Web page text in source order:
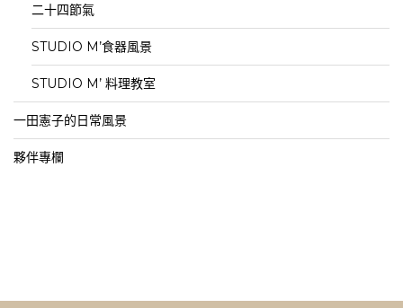
二十四節氣
STUDIO M’食器風景
STUDIO M’ 料理教室
一田憲子的日常風景
夥伴專欄